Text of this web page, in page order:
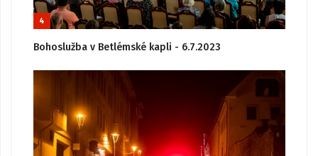
4
Bohoslužba v Betlémské kapli - 6.7.2023